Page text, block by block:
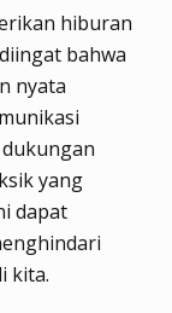
hiburan
bahwa
nyata
yang
dapat
kita.